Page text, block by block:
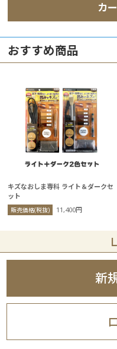
カ
おすすめ商品
キズなおしま専科 ライト＆ダークセ
ット
販売価格(税抜) 11,400円
新